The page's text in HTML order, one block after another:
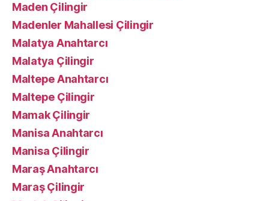
Maden Çilingir
Madenler Mahallesi Çilingir
Malatya Anahtarcı
Malatya Çilingir
Maltepe Anahtarcı
Maltepe Çilingir
Mamak Çilingir
Manisa Anahtarcı
Manisa Çilingir
Maraş Anahtarcı
Maraş Çilingir